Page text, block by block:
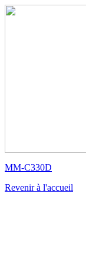
MM-C330D
Revenir à l'accueil